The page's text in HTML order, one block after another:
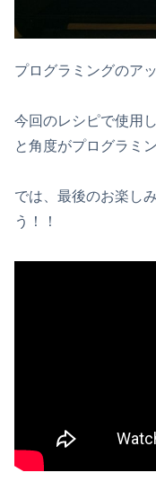
プログラミングのア
今回のレシピで使用
と角度がプログラミ
では、最後のお楽し
う！！